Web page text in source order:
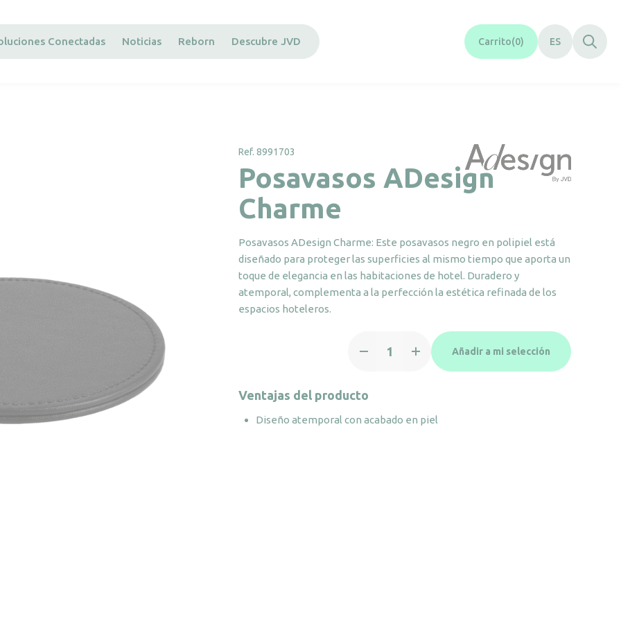
Conectadas Noticias Reborn Descubre JVD Carrito 0 ES
Ref. 8991703
Posavasos ADesign
Charme
Posavasos ADesign Charme: Este posavasos negro en polipiel está
diseñado para proteger las superficies al mismo tiempo que aporta un
toque de elegancia en las habitaciones de hotel. Duradero y
atemporal, complementa a la perfección la estética refinada de los
espacios hoteleros.
ADesign
cantidad
Añadir a mi selección
Ventajas del producto
Diseño atemporal con acabado en piel